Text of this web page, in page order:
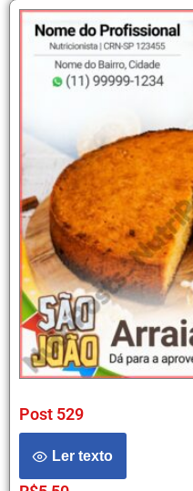
Post 529
Ler texto